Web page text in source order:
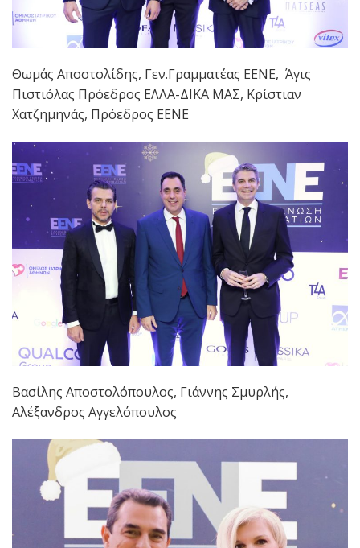
Θωμάς Αποστολίδης, Γεν.Γραμματέας ΕΕΝΕ, Άγις
Πιστιόλας Πρόεδρος ΕΛΛΑ-ΔΙΚΑ ΜΑΣ, Κρίστιαν
Χατζημηνάς, Πρόεδρος ΕΕΝΕ
Βασίλης Αποστολόπουλος, Γιάννης Σμυρλής,
Αλέξανδρος Αγγελόπουλος